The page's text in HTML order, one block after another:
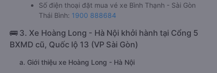
Số điện thoại đặt mua vé xe Bình Thạnh - Sài Gòn
Thái Bình: 1900 888684
🚌 3. Xe Hoàng Long - Hà Nội khởi hành tại Cổng 5
BXMD cũ, Quốc lộ 13 (VP Sài Gòn)
a. Giới thiệu xe Hoàng Long - Hà Nội